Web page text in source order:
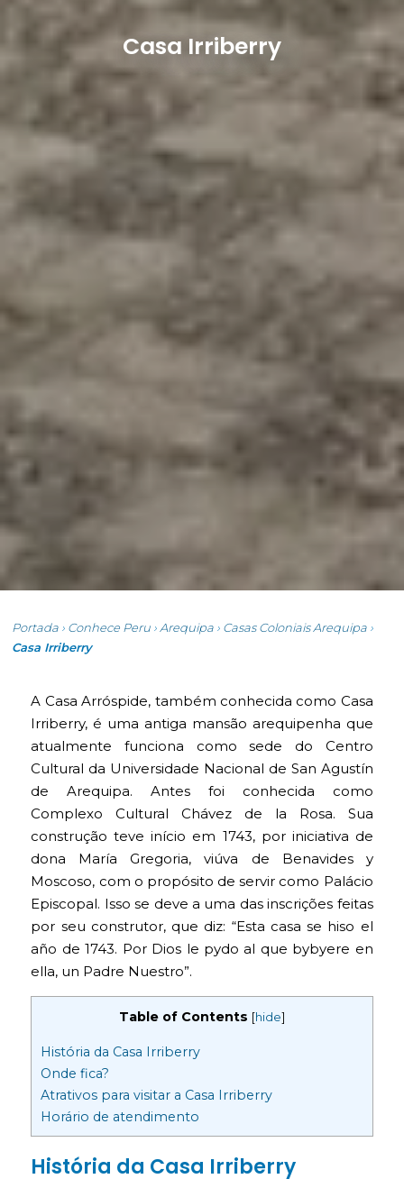
Casa Irriberry
Portada › Conhece Peru ›Arequipa › Casas Coloniais Arequipa ›
Casa Irriberry
A Casa Arróspide, também conhecida como Casa
Irriberry, é uma antiga mansão arequipenha que
atualmente funciona como sede do Centro
Cultural da Universidade Nacional de San Agustín
de Arequipa. Antes foi conhecida como
Complexo Cultural Chávez de la Rosa. Sua
construção teve início em 1743, por iniciativa de
dona María Gregoria, viúva de Benavides y
Moscoso, com o propósito de servir como Palácio
Episcopal. Isso se deve a uma das inscrições feitas
por seu construtor, que diz: “Esta casa se hiso el
año de 1743. Por Dios le pydo al que bybyere en
ella, un Padre Nuestro”.
Table of Contents [hide]
História da Casa Irriberry
Onde fica?
Atrativos para visitar a Casa Irriberry
Horário de atendimento
História da Casa Irriberry